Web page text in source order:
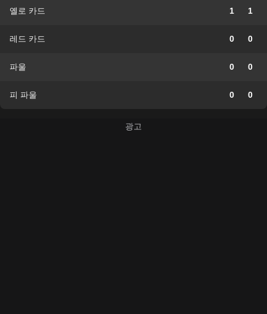
옐로 카드 1 1
레드 카드 0 0
파울 0 0
피 파울 0 0